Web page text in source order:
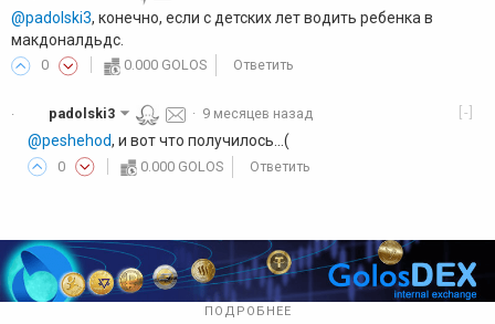
@padolski3, конечно, если с детских лет водить ребенка в
макдоналдьдс.
0 0.000 GOLOS Ответить
· [-]
padolski3 · 9 месяцев назад
@peshehod, и вот что получилось...(
0 0.000 GOLOS Ответить
ПОДРОБНЕЕ